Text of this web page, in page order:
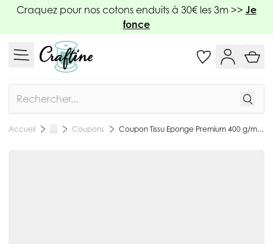
Allez au contenu
Craquez pour nos cotons enduits à 30€ les 3m >> Je
fonce
Accueil … Coupons Coupon Tissu Eponge Premium 400 g/m² Taupe - Coupon de 50 cm